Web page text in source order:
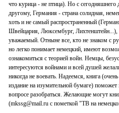
что курица - не птица). Но с сегодняшнего
другому, Германия - страна солидная,
хоть и не самый распространенный
Швейцария, Люксембург, Лихтенштейн...),
уважаемый. Отныне все, кто не знаком с
но легко понимает немецкий, имеют
ознакомиться с теорией войн. Немцы,
интересуются войнами и всей душей
никогда не воевать. Надеемся, книга
издание на изумительной бумаге)
вопросе разобраться. Желающие могут
(mkssg@mail.ru с пометкой "ТВ на